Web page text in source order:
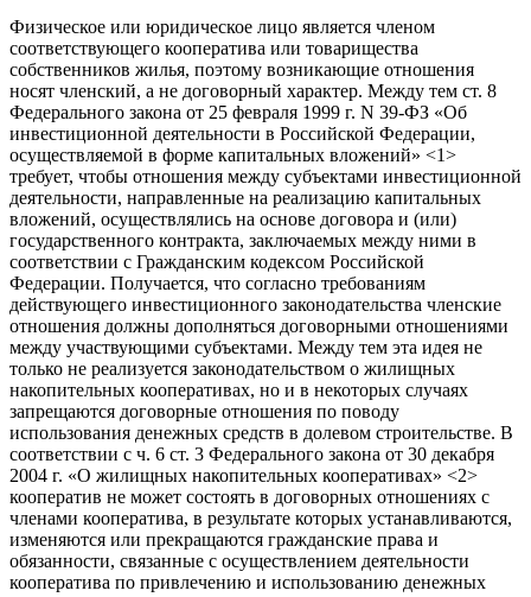
Физическое или юридическое лицо является членом
соответствующего кооператива или товарищества
собственников жилья, поэтому возникающие отношения
носят членский, а не договорный характер. Между тем ст. 8
Федерального закона от 25 февраля 1999 г. N 39-ФЗ «Об
инвестиционной деятельности в Российской Федерации,
осуществляемой в форме капитальных вложений» <1>
требует, чтобы отношения между субъектами инвестиционной
деятельности, направленные на реализацию капитальных
вложений, осуществлялись на основе договора и (или)
государственного контракта, заключаемых между ними в
соответствии с Гражданским кодексом Российской
Федерации. Получается, что согласно требованиям
действующего инвестиционного законодательства членские
отношения должны дополняться договорными отношениями
между участвующими субъектами. Между тем эта идея не
только не реализуется законодательством о жилищных
накопительных кооперативах, но и в некоторых случаях
запрещаются договорные отношения по поводу
использования денежных средств в долевом строительстве. В
соответствии с ч. 6 ст. 3 Федерального закона от 30 декабря
2004 г. «О жилищных накопительных кооперативах» <2>
кооператив не может состоять в договорных отношениях с
членами кооператива, в результате которых устанавливаются,
изменяются или прекращаются гражданские права и
обязанности, связанные с осуществлением деятельности
кооператива по привлечению и использованию денежных